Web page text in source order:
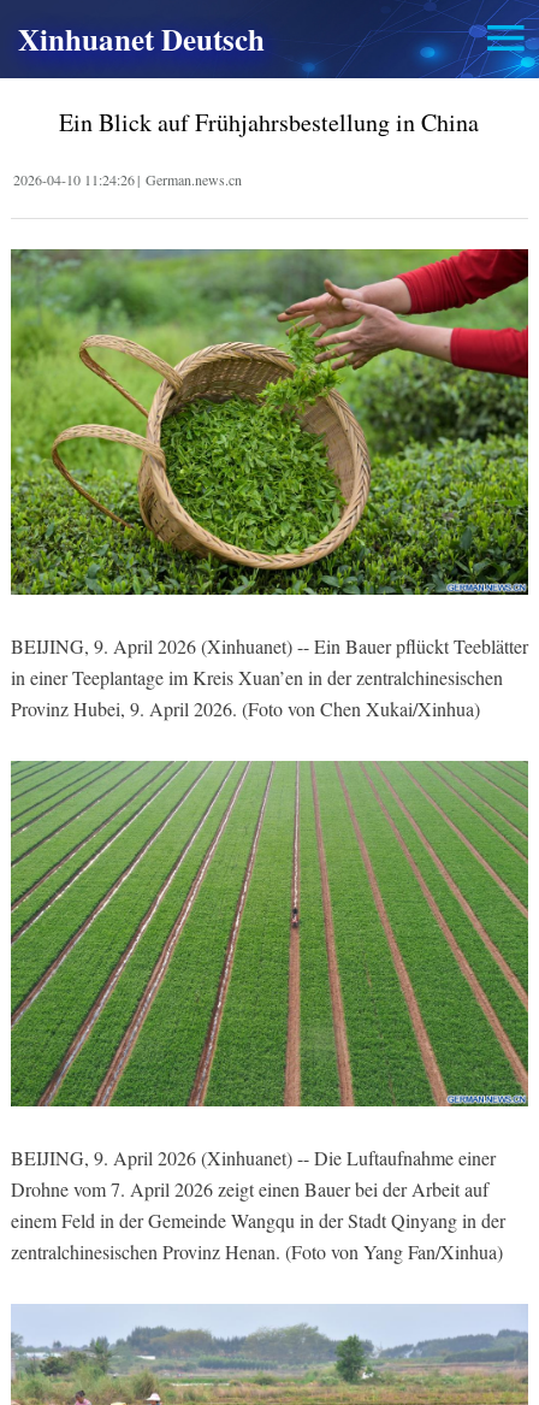
Xinhuanet Deutsch
Ein Blick auf Frühjahrsbestellung in China
2026-04-10 11:24:26| German.news.cn
BEIJING, 9. April 2026 (Xinhuanet) -- Ein Bauer pflückt Teeblätter
in einer Teeplantage im Kreis Xuan’en in der zentralchinesischen
Provinz Hubei, 9. April 2026. (Foto von Chen Xukai/Xinhua)
BEIJING, 9. April 2026 (Xinhuanet) -- Die Luftaufnahme einer
Drohne vom 7. April 2026 zeigt einen Bauer bei der Arbeit auf
einem Feld in der Gemeinde Wangqu in der Stadt Qinyang in der
zentralchinesischen Provinz Henan. (Foto von Yang Fan/Xinhua)